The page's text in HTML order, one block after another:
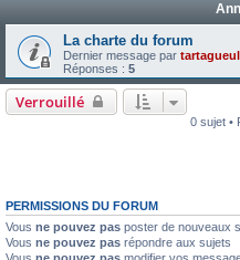
La charte du forum
Dernier message par
Réponses : 5
Verrouillé
0 sujet •
PERMISSIONS DU FORUM
Vous ne pouvez pas poster de nouveaux
Vous ne pouvez pas répondre aux sujets